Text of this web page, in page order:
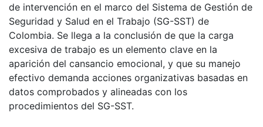
de intervención en el marco del Sistema de Gestión de
Seguridad y Salud en el Trabajo (SG-SST) de
Colombia. Se llega a la conclusión de que la carga
excesiva de trabajo es un elemento clave en la
aparición del cansancio emocional, y que su manejo
efectivo demanda acciones organizativas basadas en
datos comprobados y alineadas con los
procedimientos del SG-SST.